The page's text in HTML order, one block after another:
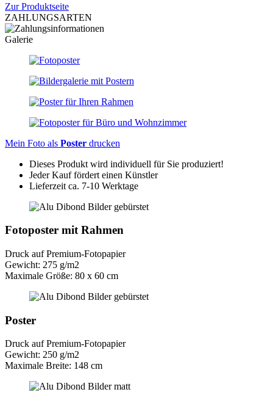
Zur Produktseite
ZAHLUNGSARTEN
Galerie
Mein Foto als Poster drucken
Dieses Produkt wird individuell für Sie produziert!
Jeder Kauf fördert einen Künstler
Lieferzeit ca. 7-10 Werktage
Fotoposter mit Rahmen
Druck auf Premium-Fotopapier
Gewicht: 275 g/m2
Maximale Größe: 80 x 60 cm
Poster
Druck auf Premium-Fotopapier
Gewicht: 250 g/m2
Maximale Breite: 148 cm